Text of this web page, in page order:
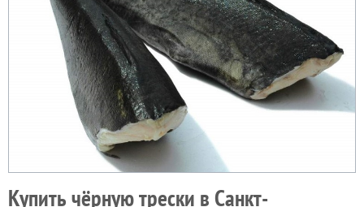
Купить чёрную трески в Санкт-